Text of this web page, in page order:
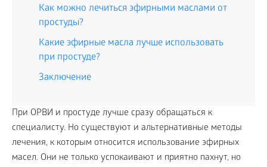
Как можно лечиться эфирными маслами от
простуды?
Какие эфирные масла лучше использовать
при простуде?
Заключение
При ОРВИ и простуде лучше сразу обращаться к
специалисту. Но существуют и альтернативные методы
лечения, к которым относится использование эфирных
масел. Они не только успокаивают и приятно пахнут, но